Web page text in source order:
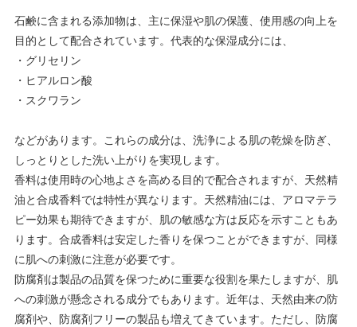
石鹸に含まれる添加物は、主に保湿や肌の保護、使用感の向上を
目的として配合されています。代表的な保湿成分には、
・グリセリン
・ヒアルロン酸
・スクワラン
などがあります。これらの成分は、洗浄による肌の乾燥を防ぎ、
しっとりとした洗い上がりを実現します。
香料は使用時の心地よさを高める目的で配合されますが、天然精
油と合成香料では特性が異なります。天然精油には、アロマテラ
ピー効果も期待できますが、肌の敏感な方は反応を示すこともあ
ります。合成香料は安定した香りを保つことができますが、同様
に肌への刺激に注意が必要です。
防腐剤は製品の品質を保つために重要な役割を果たしますが、肌
への刺激が懸念される成分でもあります。近年は、天然由来の防
腐剤や、防腐剤フリーの製品も増えてきています。ただし、防腐